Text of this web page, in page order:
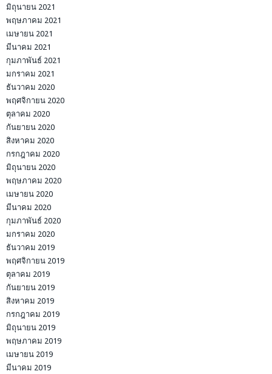
มิถุนายน 2021
พฤษภาคม 2021
เมษายน 2021
มีนาคม 2021
กุมภาพันธ์ 2021
มกราคม 2021
ธันวาคม 2020
พฤศจิกายน 2020
ตุลาคม 2020
กันยายน 2020
สิงหาคม 2020
กรกฎาคม 2020
มิถุนายน 2020
พฤษภาคม 2020
เมษายน 2020
มีนาคม 2020
กุมภาพันธ์ 2020
มกราคม 2020
ธันวาคม 2019
พฤศจิกายน 2019
ตุลาคม 2019
กันยายน 2019
สิงหาคม 2019
กรกฎาคม 2019
มิถุนายน 2019
พฤษภาคม 2019
เมษายน 2019
มีนาคม 2019